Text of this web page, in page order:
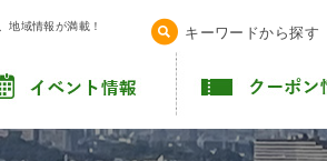
地域情報が満載！ キーワードから探す